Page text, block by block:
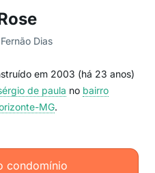
Dias
em 2003 (há 23 anos)
de paula no bairro
MG.
condomínio